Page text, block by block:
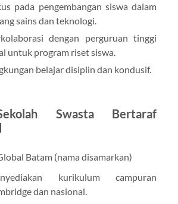
pada pengembangan siswa dalam
sains dan teknologi.
dengan perguruan tinggi
untuk program riset siswa.
belajar disiplin dan kondusif.
Swasta Bertaraf
Batam (nama disamarkan)
kurikulum campuran
dan nasional.